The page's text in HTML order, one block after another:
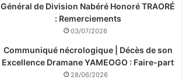
Général de Division Nabéré Honoré TRAORÉ
: Remerciements
03/07/2026
Communiqué nécrologique | Décès de son
Excellence Dramane YAMEOGO : Faire-part
28/06/2026